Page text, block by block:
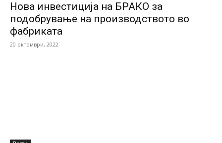
Нова инвестиција на БРАКО за
подобрување на производството во
фабриката
20 октомври, 2022